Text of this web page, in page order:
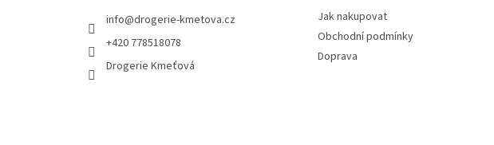
info@drogerie-kmetova.cz
+420 778518078
Drogerie Kmeťová
Jak nakupovat
Obchodní podmínky
Doprava